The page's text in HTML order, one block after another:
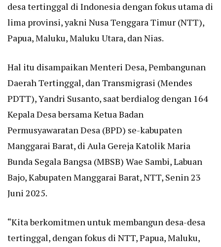
desa tertinggal di Indonesia dengan fokus utama di
lima provinsi, yakni Nusa Tenggara Timur (NTT),
Papua, Maluku, Maluku Utara, dan Nias.
Hal itu disampaikan Menteri Desa, Pembangunan
Daerah Tertinggal, dan Transmigrasi (Mendes
PDTT), Yandri Susanto, saat berdialog dengan 164
Kepala Desa bersama Ketua Badan
Permusyawaratan Desa (BPD) se-kabupaten
Manggarai Barat, di Aula Gereja Katolik Maria
Bunda Segala Bangsa (MBSB) Wae Sambi, Labuan
Bajo, Kabupaten Manggarai Barat, NTT, Senin 23
Juni 2025.
“Kita berkomitmen untuk membangun desa-desa
tertinggal, dengan fokus di NTT, Papua, Maluku,